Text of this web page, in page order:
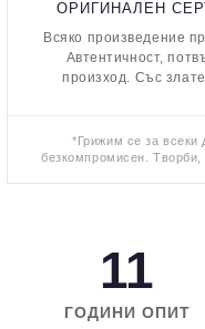
ОРИГИНАЛЕН
Всяко произведение
Автентичност,
произход. Със
*Грижим се за всеки
безкомпромисен. Творби,
11
ГОДИНИ ОПИТ